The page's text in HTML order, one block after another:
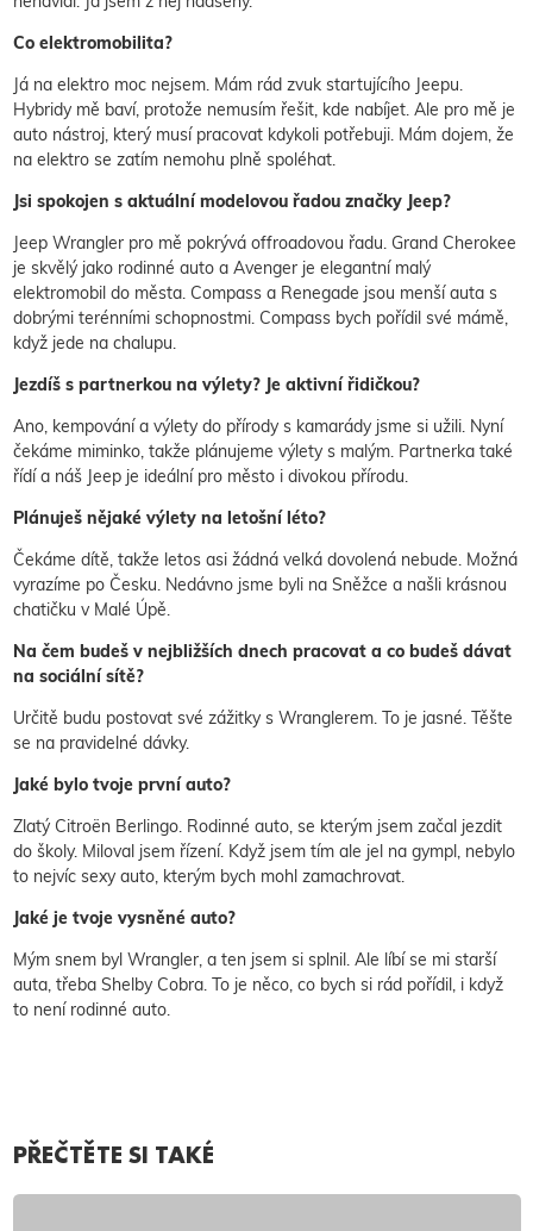
Co elektromobilita?
Já na elektro moc nejsem. Mám rád zvuk startujícího Jeepu.
Hybridy mě baví, protože nemusím řešit, kde nabíjet. Ale pro mě je
auto nástroj, který musí pracovat kdykoli potřebuji. Mám dojem, že
na elektro se zatím nemohu plně spoléhat.
Jsi spokojen s aktuální modelovou řadou značky Jeep?
Jeep Wrangler pro mě pokrývá offroadovou řadu. Grand Cherokee
je skvělý jako rodinné auto a Avenger je elegantní malý
elektromobil do města. Compass a Renegade jsou menší auta s
dobrými terénními schopnostmi. Compass bych pořídil své mámě,
když jede na chalupu.
Jezdíš s partnerkou na výlety? Je aktivní řidičkou?
Ano, kempování a výlety do přírody s kamarády jsme si užili. Nyní
čekáme miminko, takže plánujeme výlety s malým. Partnerka také
řídí a náš Jeep je ideální pro město i divokou přírodu.
Plánuješ nějaké výlety na letošní léto?
Čekáme dítě, takže letos asi žádná velká dovolená nebude. Možná
vyrazíme po Česku. Nedávno jsme byli na Sněžce a našli krásnou
chatičku v Malé Úpě.
Na čem budeš v nejbližších dnech pracovat a co budeš dávat
na sociální sítě?
Určitě budu postovat své zážitky s Wranglerem. To je jasné. Těšte
se na pravidelné dávky.
Jaké bylo tvoje první auto?
Zlatý Citroën Berlingo. Rodinné auto, se kterým jsem začal jezdit
do školy. Miloval jsem řízení. Když jsem tím ale jel na gympl, nebylo
to nejvíc sexy auto, kterým bych mohl zamachrovat.
Jaké je tvoje vysněné auto?
Mým snem byl Wrangler, a ten jsem si splnil. Ale líbí se mi starší
auta, třeba Shelby Cobra. To je něco, co bych si rád pořídil, i když
to není rodinné auto.
PŘEČTĚTE SI TAKÉ